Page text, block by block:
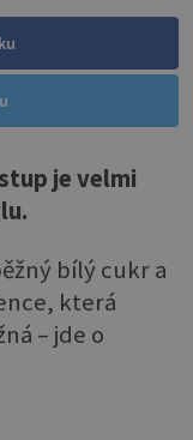
je velmi
bílý cukr a
která
– jde o